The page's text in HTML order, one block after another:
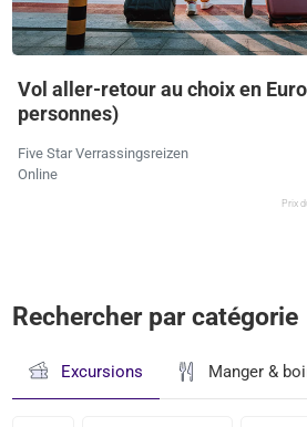
Vol aller-retour au choix en
personnes)
Five Star Verrassingsreizen
Online
Prix
Rechercher par catégorie
Excursions Manger &